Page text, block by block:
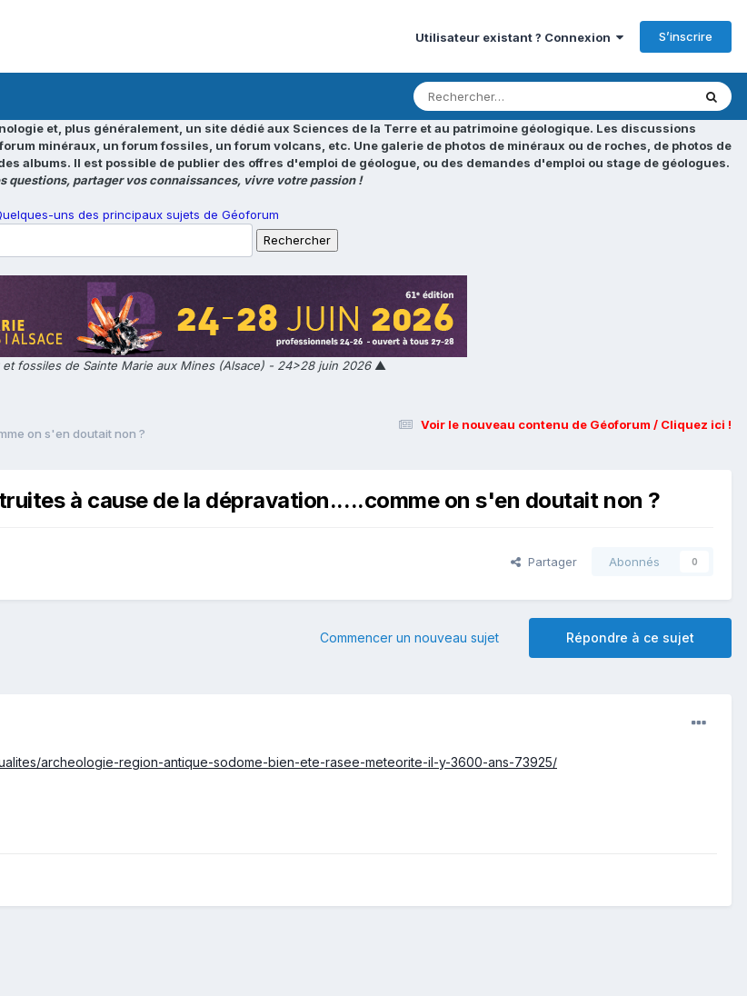
Utilisateur existant ? Connexion S’inscrire
et, plus généralement, un site dédié aux Sciences de la Terre et au patrimoine géologique. Les discussions
minéraux, un forum fossiles, un forum volcans, etc. Une galerie de photos de minéraux ou de roches, de photos de
albums. Il est possible de publier des offres d'emploi de géologue, ou des demandes d'emploi ou stage de géologues.
questions, partager vos connaissances, vivre votre passion !
uns des principaux sujets de Géoforum
fossiles de Sainte Marie aux Mines (Alsace) - 24>28 juin 2026▲
Voir le nouveau contenu de Géoforum / Cliquez ici !
on s'en doutait non ?
à cause de la dépravation.....comme on s'en doutait non ?
Partager Abonnés 0
Répondre à ce sujet
Commencer un nouveau sujet
archeologie-region-antique-sodome-bien-ete-rasee-meteorite-il-y-3600-ans-73925/